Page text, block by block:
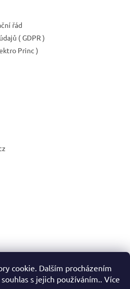
cookie. Dalším procházením
s jejich používáním.. Více
řád
( GDPR )
Princ )
Vytvořil Shoptet